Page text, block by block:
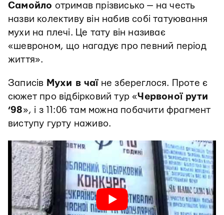
Самойло отримав прізвисько — на честь
назви колективу він набив собі татуювання
мухи на плечі. Це тату він називає
«шевроном, що нагадує про певний період
життя».
Записів Мухи в чаїне збереглося. Проте є
сюжет про відбірковий тур «Червоної рути
’98», і з 11:06 там можна побачити фрагмент
виступу гурту наживо.